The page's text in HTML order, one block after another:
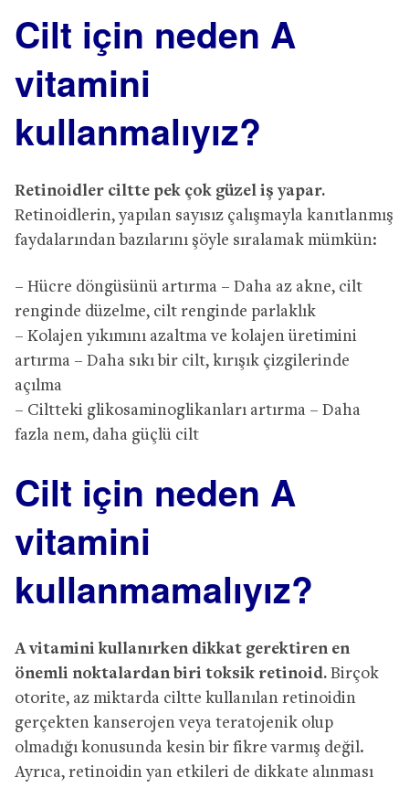
Cilt için neden A
vitamini
kullanmalıyız?
Retinoidler ciltte pek çok güzel iş yapar.
Retinoidlerin, yapılan sayısız çalışmayla kanıtlanmış
faydalarından bazılarını şöyle sıralamak mümkün:
– Hücre döngüsünü artırma – Daha az akne, cilt
renginde düzelme, cilt renginde parlaklık
– Kolajen yıkımını azaltma ve kolajen üretimini
artırma – Daha sıkı bir cilt, kırışık çizgilerinde
açılma
– Ciltteki glikosaminoglikanları artırma – Daha
fazla nem, daha güçlü cilt
Cilt için neden A
vitamini
kullanmamalıyız?
A vitamini kullanırken dikkat gerektiren en
önemli noktalardan biri toksik retinoid. Birçok
otorite, az miktarda ciltte kullanılan retinoidin
gerçekten kanserojen veya teratojenik olup
olmadığı konusunda kesin bir fikre varmış değil.
Ayrıca, retinoidin yan etkileri de dikkate alınması